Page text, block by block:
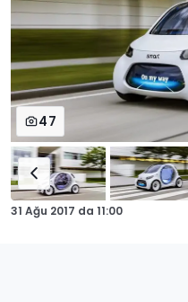
47
31 Ağu 2017 da 11:00